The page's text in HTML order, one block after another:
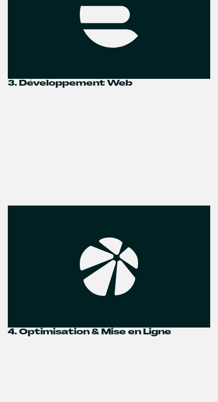
3. Développement Web
4. Optimisation & Mise en Ligne